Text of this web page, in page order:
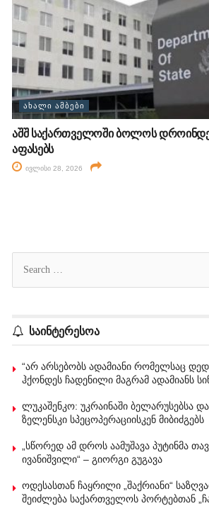
ᲐᲮᲐᲚᲘ ᲐᲛᲑᲔᲑᲘ
აშშ საქართველოში ბოლოს
აფასებს
ივლისი 28, 2026
საინტერესოა
“არ არსებობს ადამიანი რომელსაც
ჰქონდეს ჩადენილი მაგრამ ადამიანს
ლუკაშენკო: უკრაინაში ბელარუსებსა და
ზელენსკი სპეცოპერაციისკენ მიბიძგებს
„სწორედ ამ დროს აამუშავა პუტინმა
ივანიშვილი“ – გიორგი გუგავა
ოდესასთან ჩაყრილი „შაქრიანი“
შეიძლება საქართველოს პორტებთან